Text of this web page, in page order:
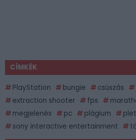
CÍMKÉK
PlayStation bungie csúszás
extraction shooter
fps
megjelenés
pc plágium
sony interactive entertainment